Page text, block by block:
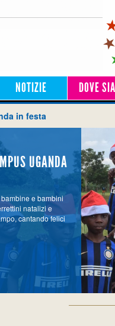
NOTIZIE DOVE
in festa
UGANDA
e bambini
natalizi e
cantando felici